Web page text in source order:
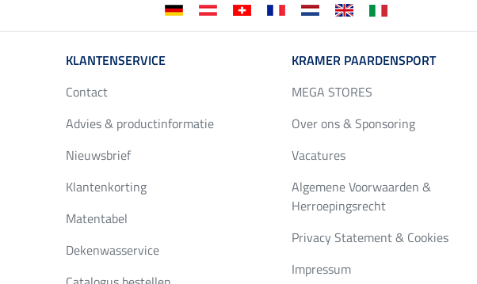
KLANTENSERVICE
Contact
Advies & productinformatie
Nieuwsbrief
Klantenkorting
Matentabel
Dekenwasservice
KRAMER PAARDENSPORT
MEGA STORES
Over ons & Sponsoring
Vacatures
Algemene Voorwaarden &
Herroepingsrecht
Privacy Statement & Cookies
Impressum